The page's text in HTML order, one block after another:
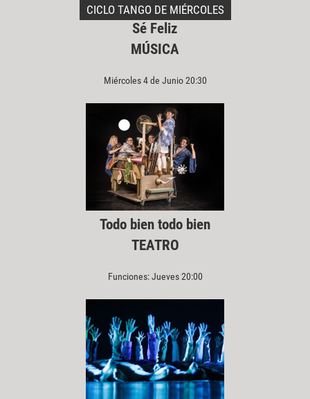
CICLO TANGO DE MIÉRCOLES
Sé Feliz
MÚSICA
Miércoles 4 de Junio 20:30
Todo bien todo bien
TEATRO
Funciones: Jueves 20:00